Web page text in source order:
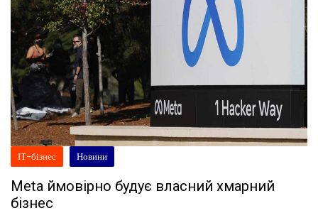
ІТ-бізнес Новини
Meta ймовірно будує власний хмарний
бізнес